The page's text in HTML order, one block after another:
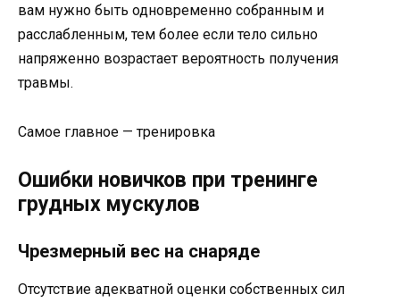
вам нужно быть одновременно собранным и
расслабленным, тем более если тело сильно
напряженно возрастает вероятность получения
травмы.
Самое главное — тренировка
Ошибки новичков при тренинге
грудных мускулов
Чрезмерный вес на снаряде
Отсутствие адекватной оценки собственных сил